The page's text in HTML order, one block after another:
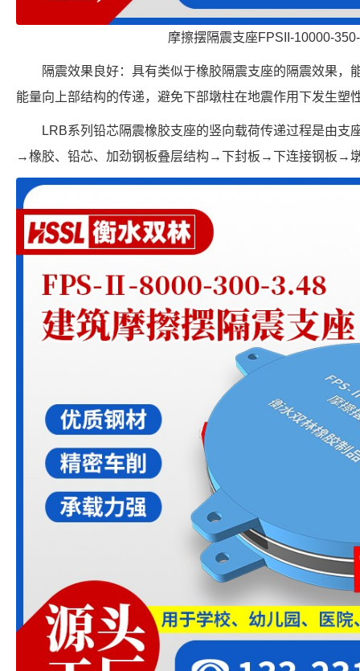
摩擦摆隔震支座FPSII-10000-
隔震效果良好：具有类似于橡胶隔震支座的隔震效果，
能量向上部结构的传递，避免下部墩柱在地震作用下发生塑
LRB系列铅芯隔震橡胶支座的竖向载荷传递过程是由
→橡胶、铅芯、加劲钢板叠层结构→下封板→下连接钢板→